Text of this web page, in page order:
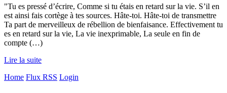
"Tu es pressé d’écrire, Comme si tu étais en retard sur la vie. S’il en
est ainsi fais cortège à tes sources. Hâte-toi. Hâte-toi de transmettre
Ta part de merveilleux de rébellion de bienfaisance. Effectivement tu
es en retard sur la vie, La vie inexprimable, La seule en fin de
compte (…)
Lire la suite
Home Flux RSS Login